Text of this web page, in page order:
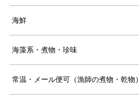
海鮮
海藻系・煮物・珍味
常温・メール便可（漁師の煮物・乾物）